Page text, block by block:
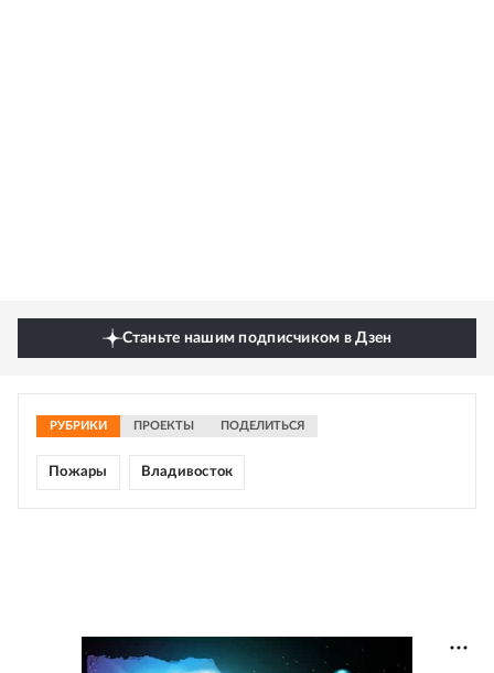
Станьте нашим подписчиком в Дзен
РУБРИКИ ПРОЕКТЫ ПОДЕЛИТЬСЯ
Пожары Владивосток